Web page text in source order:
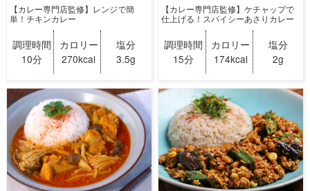
【カレー専門店監修】レンジで簡
単！チキンカレー
調理時間
10分
カロリー
270kcal
塩分
3.5g
【カレー専門店監修】ケチャップで
仕上げる！スパイシーあさりカレー
調理時間
15分
カロリー
174kcal
塩分
2g